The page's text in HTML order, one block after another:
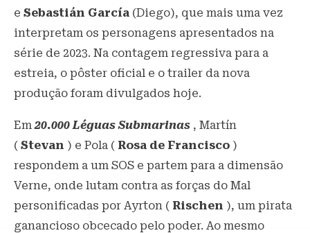
e Sebastián García (Diego), que mais uma vez
interpretam os personagens apresentados na
série de 2023. Na contagem regressiva para a
estreia, o pôster oficial e o trailer da nova
produção foram divulgados hoje.
Em20.000 Léguas Submarinas , Martín
( Stevan ) e Pola ( Rosa de Francisco )
respondem a um SOS e partem para a dimensão
Verne, onde lutam contra as forças do Mal
personificadas por Ayrton ( Rischen ), um pirata
ganancioso obcecado pelo poder. Ao mesmo